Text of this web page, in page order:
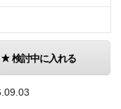
検討中に入れる